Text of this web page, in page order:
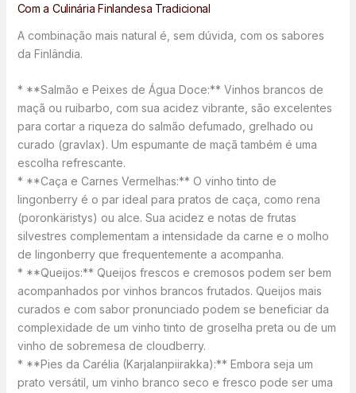
Com a Culinária Finlandesa Tradicional
A combinação mais natural é, sem dúvida, com os sabores
da Finlândia.
* **Salmão e Peixes de Água Doce:** Vinhos brancos de
maçã ou ruibarbo, com sua acidez vibrante, são excelentes
para cortar a riqueza do salmão defumado, grelhado ou
curado (gravlax). Um espumante de maçã também é uma
escolha refrescante.
* **Caça e Carnes Vermelhas:** O vinho tinto de
lingonberry é o par ideal para pratos de caça, como rena
(poronkäristys) ou alce. Sua acidez e notas de frutas
silvestres complementam a intensidade da carne e o molho
de lingonberry que frequentemente a acompanha.
* **Queijos:** Queijos frescos e cremosos podem ser bem
acompanhados por vinhos brancos frutados. Queijos mais
curados e com sabor pronunciado podem se beneficiar da
complexidade de um vinho tinto de groselha preta ou de um
vinho de sobremesa de cloudberry.
* **Pies da Carélia (Karjalanpiirakka):** Embora seja um
prato versátil, um vinho branco seco e fresco pode ser uma